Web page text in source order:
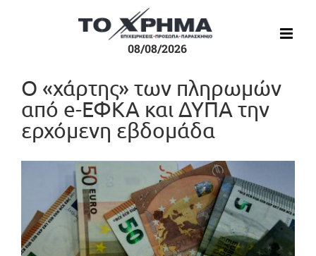
08/08/2026
Ο «χάρτης» των πληρωμών
από e-ΕΦΚΑ και ΔΥΠΑ την
ερχόμενη εβδομάδα
μεγαλύτερης
εικόνας